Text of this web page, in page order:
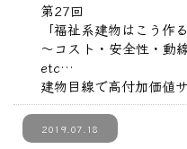
第27回
「福祉系建物はこう作
～コスト・安全性・動
etc…
建物目線で高付加価値
2019.07.18